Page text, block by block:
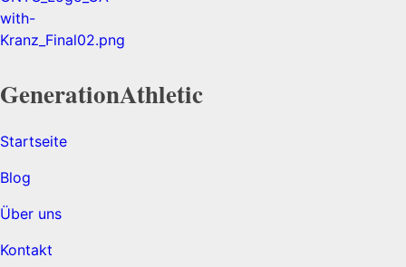
GenerationAthletic
Startseite
Blog
Über uns
Kontakt